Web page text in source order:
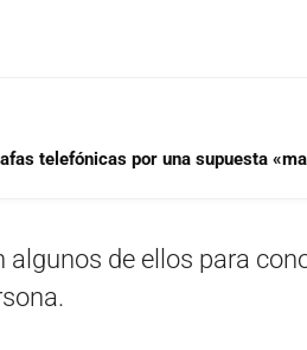
telefónicas por una supuesta
algunos de ellos para